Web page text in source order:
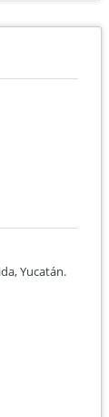
Yucatán.